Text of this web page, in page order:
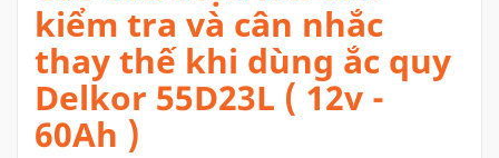
kiểm tra và cân nhắc
thay thế khi dùng ắc quy
Delkor 55D23L ( 12v -
60Ah )